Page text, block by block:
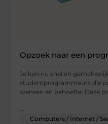
Opzoek naar een
Je kan nu snel en
studentprogrammeurs die
wensen en behoefte. Deze
Computers / Internet /